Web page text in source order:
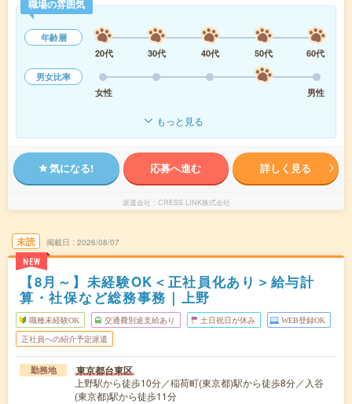
職場の雰囲気
年齢層
20代
30代 40代 50代
60代
男女比率
女性
男性
もっと見る
気になる! 応募へ進む 詳しく見る
派遣会社 CRESS LINK株式会社
未読
NEW
掲載日 2026/08/07
【8月～】未経験OK＜正社員化あり＞給与計
算・社保など総務事務｜上野
職種未経験OK 交通費別途支給あり 土日祝日が休み WEB登録OK
正社員への紹介予定派遣
勤務地 東京都台東区
上野駅から徒歩10分／稲荷町(東京都)駅から徒歩8分／入谷
(東京都)駅から徒歩11分